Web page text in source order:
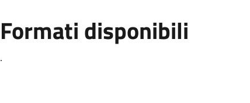
Formati disponibili
.